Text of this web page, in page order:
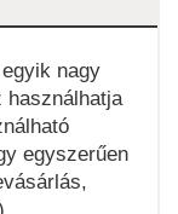
nagy
használhatja
egyszerűen